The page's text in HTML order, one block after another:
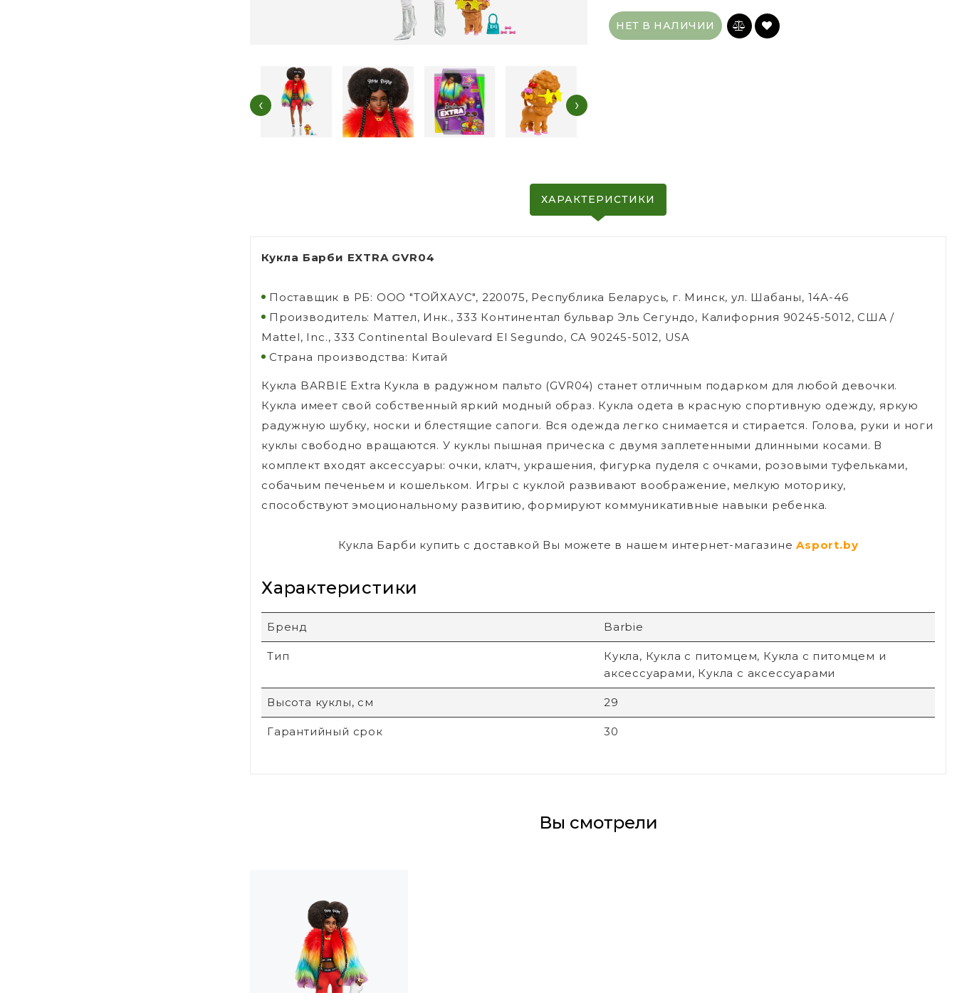
‹ ›
НЕТ В НАЛИЧИИ
ХАРАКТЕРИСТИКИ
Кукла Барби EXTRA GVR04
Поставщик в РБ: ООО "ТОЙХАУС", 220075, Республика Беларусь, г. Минск, ул. Шабаны, 14А-46
Производитель: Маттел, Инк., 333 Континентал бульвар Эль Сегундо, Калифорния 90245-5012, США /
Mattel, Inc., 333 Continental Boulevard El Segundo, CA 90245-5012, USA
Страна производства: Китай
Кукла BARBIE Extra Кукла в радужном пальто (GVR04) станет отличным подарком для любой девочки.
Кукла имеет свой собственный яркий модный образ. Кукла одета в красную спортивную одежду, яркую
радужную шубку, носки и блестящие сапоги. Вся одежда легко снимается и стирается. Голова, руки и ноги
куклы свободно вращаются. У куклы пышная прическа с двумя заплетенными длинными косами. В
комплект входят аксессуары: очки, клатч, украшения, фигурка пуделя с очками, розовыми туфельками,
собачьим печеньем и кошельком. Игры с куклой развивают воображение, мелкую моторику,
способствуют эмоциональному развитию, формируют коммуникативные навыки ребенка.
Кукла Барби купить с доставкой Вы можете в нашем интернет-магазинеAsport.by
Характеристики
Бренд Barbie
Тип
Кукла, Кукла с питомцем, Кукла с питомцем и
аксессуарами, Кукла с аксессуарами
Высота куклы, см 29
Гарантийный срок 30
Вы смотрели